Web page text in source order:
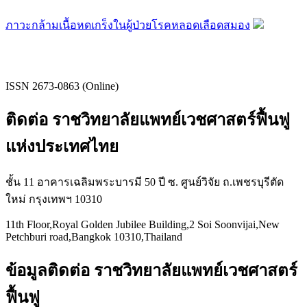
ภาวะกล้ามเนื้อหดเกร็งในผู้ป่วยโรคหลอดเลือดสมอง
ISSN 2673-0863 (Online)
ติดต่อ ราชวิทยาลัยแพทย์เวชศาสตร์ฟื้นฟู
แห่งประเทศไทย
ชั้น 11 อาคารเฉลิมพระบารมี 50 ปี ซ. ศูนย์วิจัย ถ.เพชรบุรีตัด
ใหม่ กรุงเทพฯ 10310
11th Floor,Royal Golden Jubilee Building,2 Soi Soonvijai,New
Petchburi road,Bangkok 10310,Thailand
ข้อมูลติดต่อ ราชวิทยาลัยแพทย์เวชศาสตร์
ฟื้นฟู